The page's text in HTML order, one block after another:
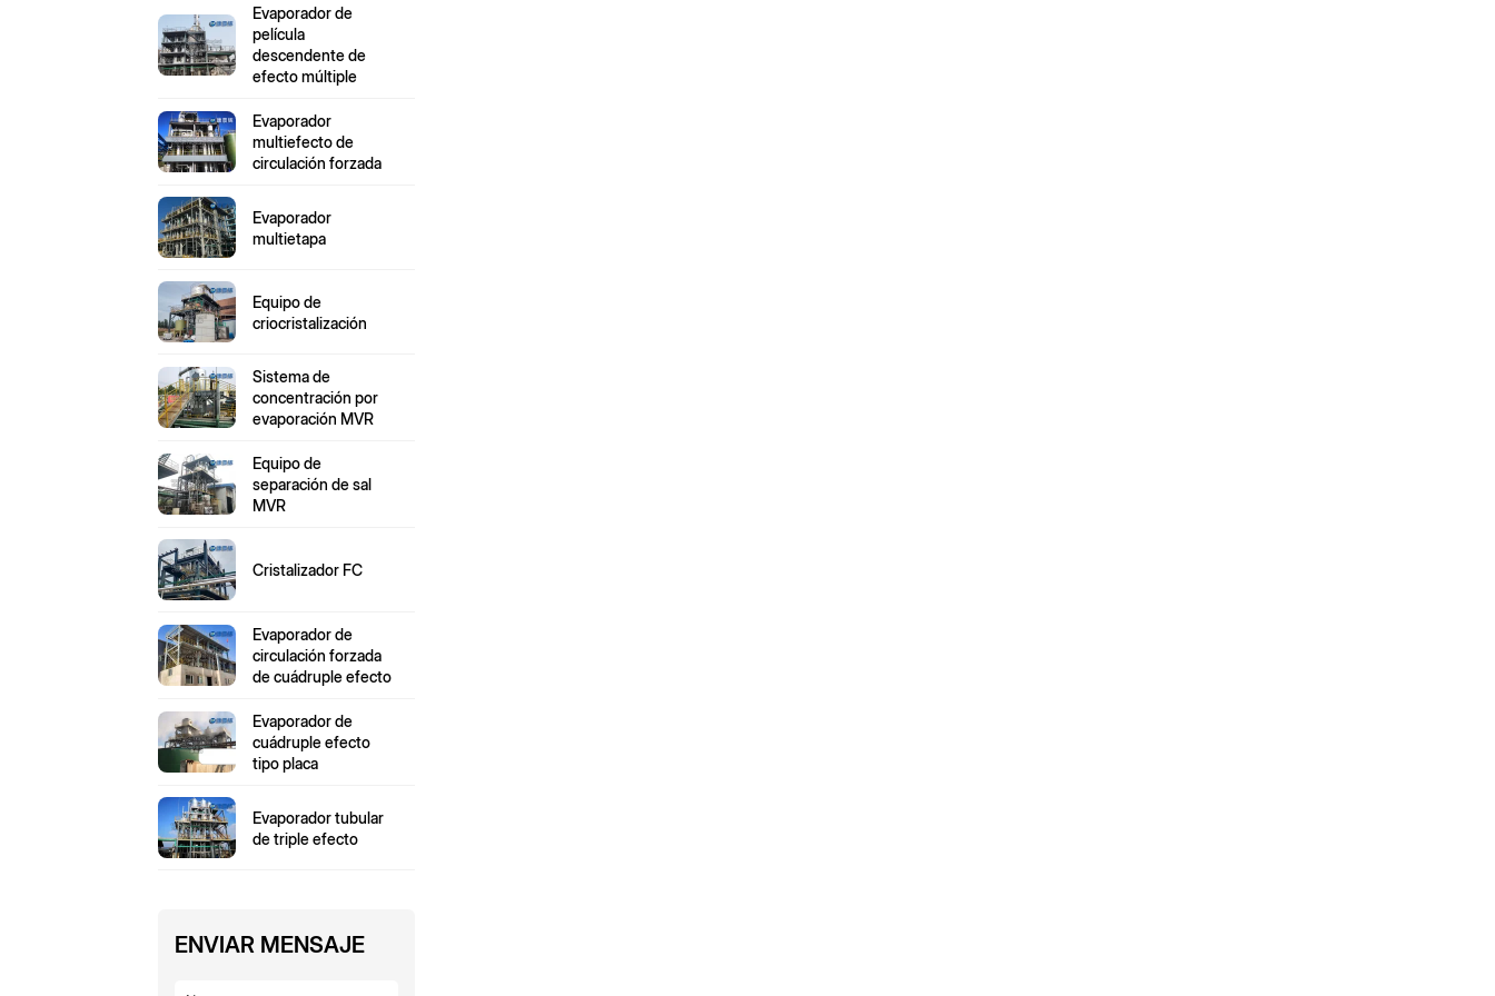
Evaporador de
película
descendente de
efecto múltiple
Evaporador
multiefecto de
circulación forzada
Evaporador
multietapa
Equipo de
criocristalización
Sistema de
concentración por
evaporación MVR
Equipo de
separación de sal
MVR
Cristalizador FC
Evaporador de
circulación forzada
de cuádruple efecto
Evaporador de
cuádruple efecto
tipo placa
Evaporador tubular
de triple efecto
ENVIAR MENSAJE